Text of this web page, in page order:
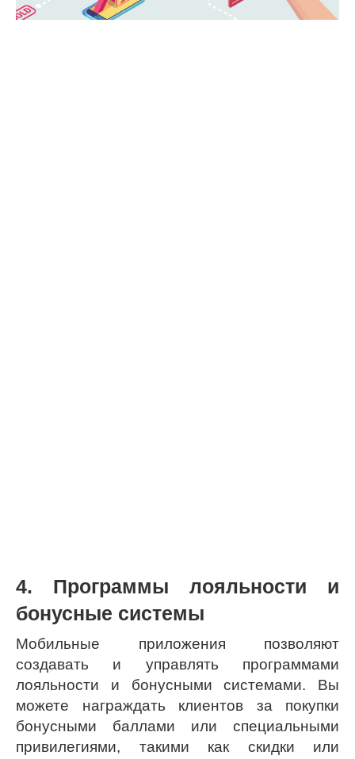
4. Программы лояльности и
бонусные системы
Мобильные приложения позволяют
создавать и управлять программами
лояльности и бонусными системами. Вы
можете награждать клиентов за покупки
бонусными баллами или специальными
привилегиями, такими как скидки или